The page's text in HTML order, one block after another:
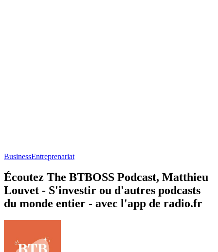
BusinessEntreprenariat
Écoutez The BTBOSS Podcast, Matthieu
Louvet - S'investir ou d'autres podcasts
du monde entier - avec l'app de radio.fr